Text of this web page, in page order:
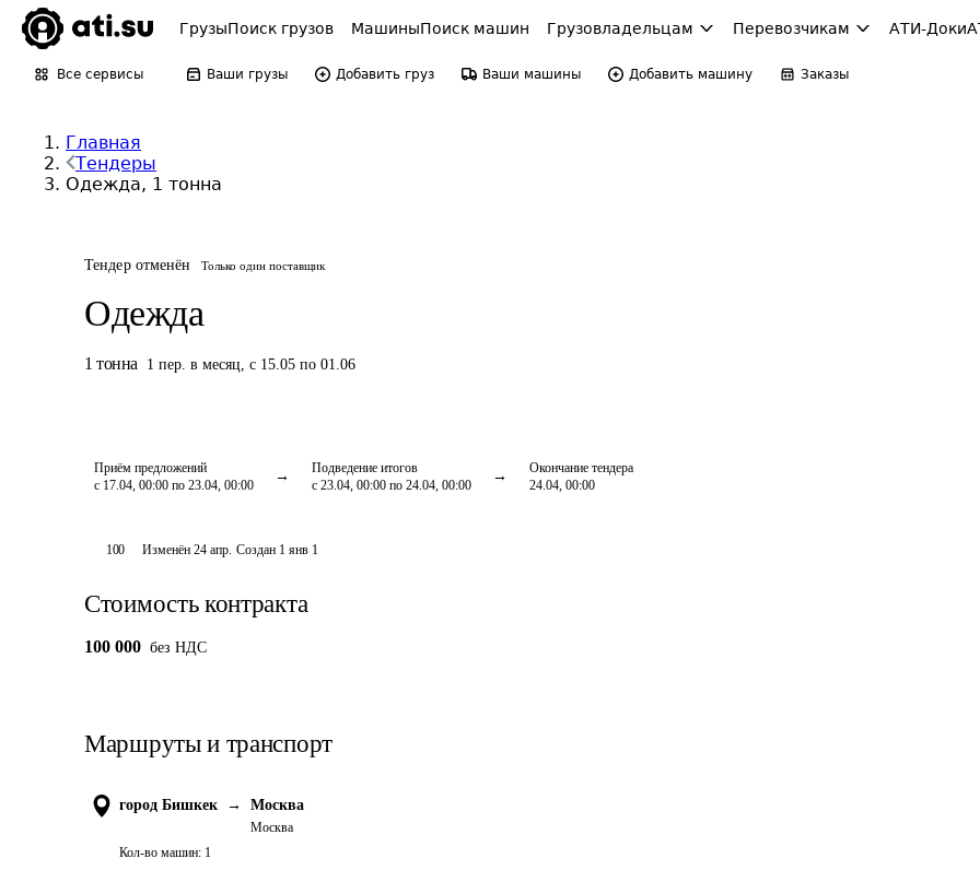
ГрузыПоиск грузов МашиныПоиск машин Грузовладельцам Перевозчикам АТИ-Доки
Все сервисы Ваши грузы Добавить груз Ваши машины Добавить машину Заказы
Главная
Тендеры
Одежда, 1 тонна
Тендер отменён Только один поставщик
Одежда
1 тонна 1 пер. в месяц, с 15.05 по 01.06
Приём предложений
с 17.04, 00:00 по 23.04, 00:00
Подведение итогов
с 23.04, 00:00 по 24.04, 00:00
Окончание тендера
24.04, 00:00
100 Изменён24 апр. Создан 1 янв 1
Стоимость контракта
100 000 без НДС
Маршруты и транспорт
город Бишкек → Москва
Москва
Кол-во машин: 1